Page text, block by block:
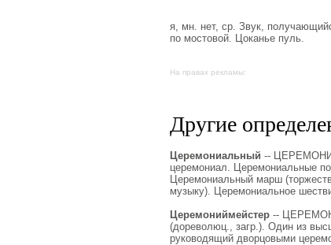
я, мн. нет, ср. Звук,
по мостовой. Цоканье пуль.
На правах рекламы:
Другие
Церемониальный --
церемониал. Церемониальные
Церемониальный марш
музыку). Церемониальное
Церемониймейстер--
(дореволюц., загр.). Один из
руководящий дворцовыми